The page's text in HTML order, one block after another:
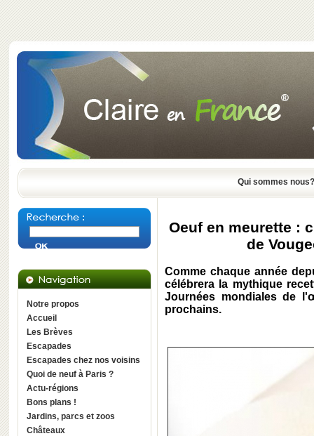
Qui sommes nous?
Notre propos
Accueil
Les Brèves
Escapades
Escapades chez nos voisins
Quoi de neuf à Paris ?
Actu-régions
Bons plans !
Jardins, parcs et zoos
Châteaux
Oeuf en meurette :
de
Comme chaque année
célébrera la mythique
Journées mondiales de
prochains.